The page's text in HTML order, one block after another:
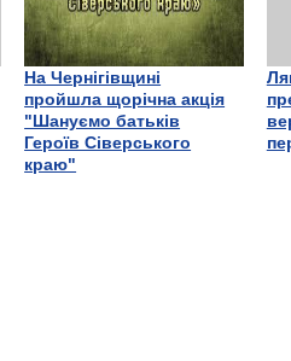
На Чернігівщині
пройшла щорічна акція
"Шануємо батьків
Героїв Сіверського
краю"